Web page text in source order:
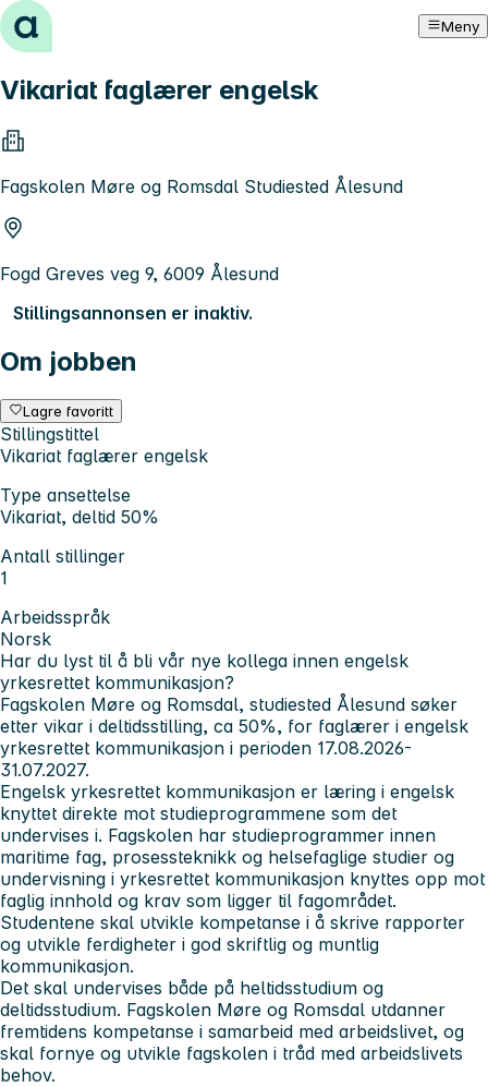
Hopp til innhold Meny
Vikariat faglærer engelsk
Fagskolen Møre og Romsdal Studiested Ålesund
Fogd Greves veg 9, 6009 Ålesund
Stillingsannonsen er inaktiv.
Om jobben
Lagre favoritt
Stillingstittel
Vikariat faglærer engelsk
Type ansettelse
Vikariat, deltid 50%
Antall stillinger
1
Arbeidsspråk
Norsk
Har du lyst til å bli vår nye kollega innen engelsk
yrkesrettet kommunikasjon?
Fagskolen Møre og Romsdal, studiested Ålesund søker
etter vikar i deltidsstilling, ca 50%, for faglærer i engelsk
yrkesrettet kommunikasjon i perioden 17.08.2026-
31.07.2027.
Engelsk yrkesrettet kommunikasjon er læring i engelsk
knyttet direkte mot studieprogrammene som det
undervises i. Fagskolen har studieprogrammer innen
maritime fag, prosessteknikk og helsefaglige studier og
undervisning i yrkesrettet kommunikasjon knyttes opp mot
faglig innhold og krav som ligger til fagområdet.
Studentene skal utvikle kompetanse i å skrive rapporter
og utvikle ferdigheter i god skriftlig og muntlig
kommunikasjon.
Det skal undervises både på heltidsstudium og
deltidsstudium. Fagskolen Møre og Romsdal utdanner
fremtidens kompetanse i samarbeid med arbeidslivet, og
skal fornye og utvikle fagskolen i tråd med arbeidslivets
behov.